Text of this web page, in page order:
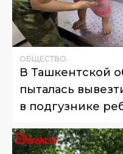
ОБЩЕСТВО
В Ташкентской
пыталась
в подгузнике